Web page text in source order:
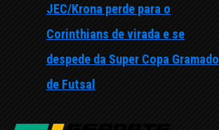
JEC/Krona perde para o
Corinthians de virada e se
despede da Super Copa Gramado
de Futsal